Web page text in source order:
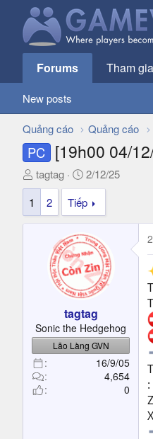
Forums Tham
New posts
Quảng cáo Quảng cáo
PC [19h00 04/
T
h
e
t
e
r
tagtag
N
g
à
y
g
ử
i
2/12/25
1
2 Tiếp
tagtag
Sonic the Hedgehog
Lão Làng GVN
16/9/05
4,654
0
: